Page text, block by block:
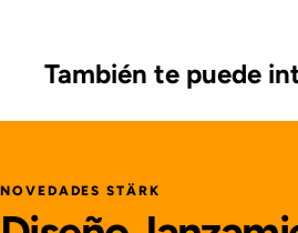
También te puede
NOVEDADES STÄRK